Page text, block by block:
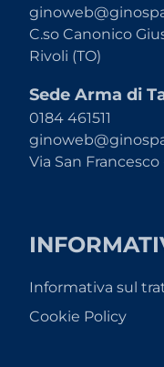
C.so Canonico
Rivoli (TO)
Sede Arma di
0184 461511
Via San Francesco
Informativa sul
Cookie Policy